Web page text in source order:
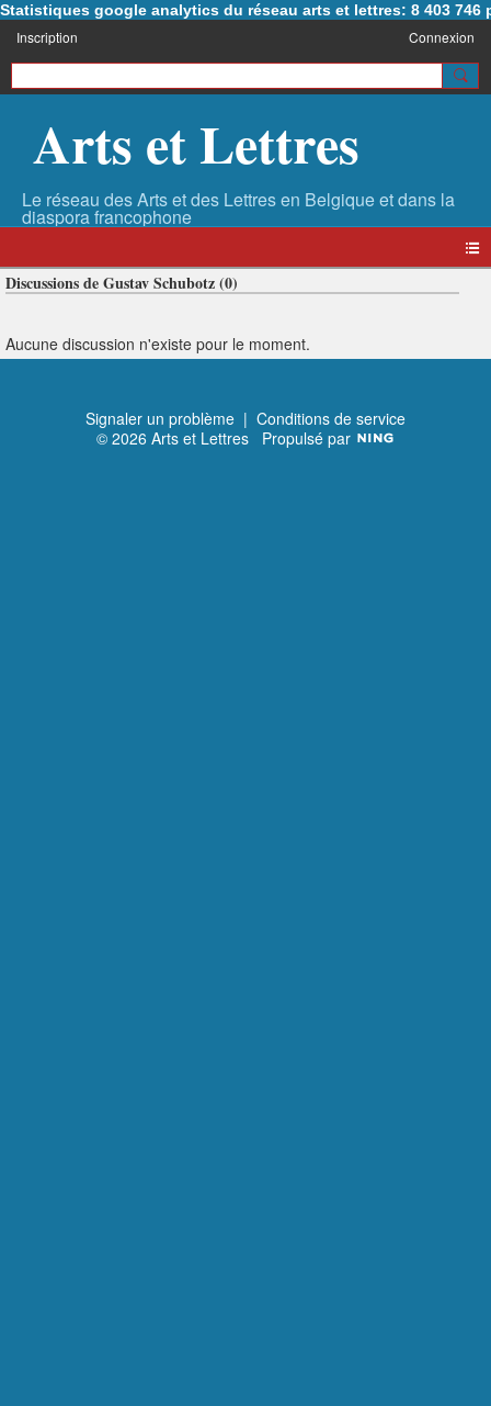
Statistiques google analytics du réseau arts et lettres: 8 403 746
Inscription Connexion
Arts et Lettres
Discussions de Gustav Schubotz (0)
Aucune discussion n'existe pour le moment.
Signaler un problème | Conditions de service
© 2026 Arts et Lettres Propulsé par